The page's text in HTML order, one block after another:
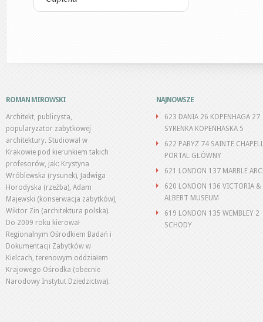
ROMAN MIROWSKI
Architekt, publicysta,
popularyzator zabytkowej
architektury. Studiował w
Krakowie pod kierunkiem takich
profesorów, jak: Krystyna
Wróblewska (rysunek), Jadwiga
Horodyska (rzeźba), Adam
Majewski (konserwacja zabytków),
Wiktor Zin (architektura polska).
Do 2009 roku kierował
Regionalnym Ośrodkiem Badań i
Dokumentacji Zabytków w
Kielcach, terenowym oddziałem
Krajowego Ośrodka (obecnie
Narodowy Instytut Dziedzictwa).
NAJNOWSZE
623 DANIA 26 KOPENHAGA 27
SYRENKA KOPENHASKA 5
622 PARYŻ 74 SAINTE
PORTAL GŁÓWNY
621 LONDON 137 MARBLE
620 LONDON 136 VICTORIA &
ALBERT MUSEUM
619 LONDON 135 WEMBLEY 2
SCHODY